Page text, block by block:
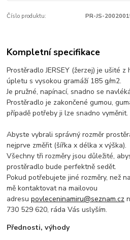
Číslo produktu: PR-JS-
Kompletní specifikace
Prostěradlo JERSEY (žerzej) je ušité
úpletu s vysokou gramáží 185 g/m2.
Je pružné, napínací, snadno se
Prostěradlo je zakončené gumou,
případě potřeby ji lze snadno vyměnit.
Abyste vybrali správný rozměr
nejprve změřit (šířka x délka x výška).
Všechny tři rozměry jsou důležité,
prostěradlo bude perfektně sedět.
Pokud potřebujete jiné rozměry, než
mě kontaktovat na mailovou
adresupovleceninamiru@seznam.cz
730 529 620, ráda Vás uslyším.
Přednosti, výhody